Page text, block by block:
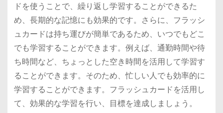
ドを使うことで、繰り返し学習することができるた
め、長期的な記憶にも効果的です。さらに、フラッシ
ュカードは持ち運びが簡単であるため、いつでもどこ
でも学習することができます。例えば、通勤時間や待
ち時間など、ちょっとした空き時間を活用して学習す
ることができます。そのため、忙しい人でも効率的に
学習することができます。フラッシュカードを活用し
て、効果的な学習を行い、目標を達成しましょう。